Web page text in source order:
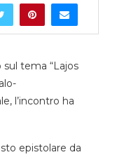
tema “Lajos
l’incontro ha
epistolare da